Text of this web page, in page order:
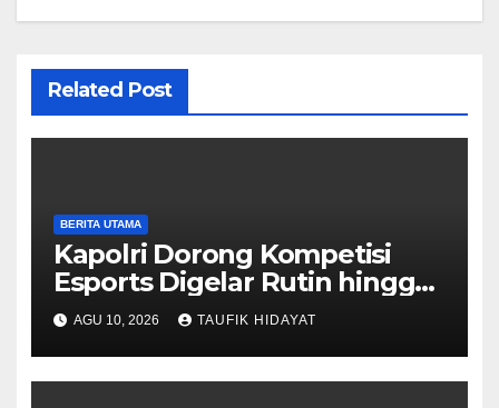
Related Post
BERITA UTAMA
Kapolri Dorong Kompetisi
Esports Digelar Rutin hingga
Tingkat Polsek
AGU 10, 2026 TAUFIK HIDAYAT